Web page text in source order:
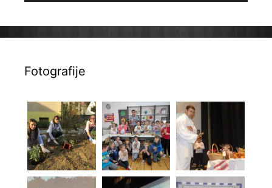
Fotografije